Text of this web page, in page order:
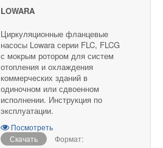
LOWARA
Циркуляционные фланцевые
насосы Lowara серии FLC, FLCG
с мокрым ротором для систем
отопления и охлаждения
коммерческих зданий в
одиночном или сдвоенном
исполнении. Инструкция по
эксплуатации.
Посмотреть
Скачать
Формат: